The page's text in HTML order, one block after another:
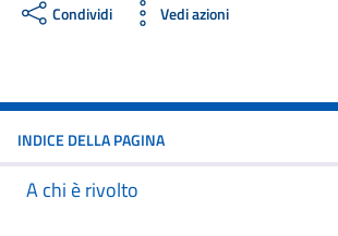
Condividi Vedi azioni
INDICE DELLA PAGINA
A chi è rivolto